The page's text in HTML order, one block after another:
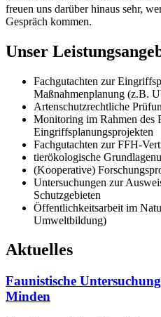
freuen uns darüber hinaus sehr,
Gespräch kommen.
Unser
Fachgutachten zur
Maßnahmenplanung (z.B.
Artenschutzrechtliche
Monitoring im Rahmen des
Eingriffsplanungsprojekten
Fachgutachten zur FFH-
tierökologische
(Kooperative)
Untersuchungen zur
Schutzgebieten
Öffentlichkeitsarbeit im
Umweltbildung)
Aktuelles
Faunistische
Minden